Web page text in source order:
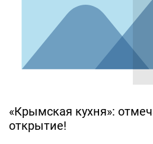
«Крымская кухня»:
открытие!